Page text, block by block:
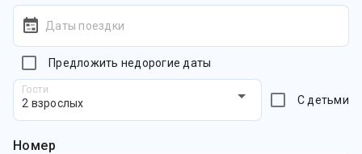
Даты поездки
Предложить недорогие даты
Гости
2 взрослых С детьми
Номер